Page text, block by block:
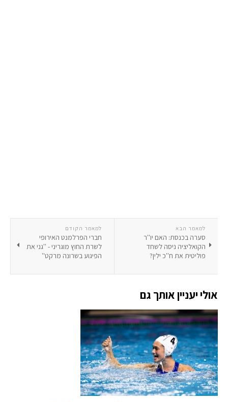
למאמר הקודם
חברי הפרלמנט האירופי
לשרת החוץ מוגריני - ''גני את
הפיגוע בשרונה מרקט''
למאמר הבא
סערה בכנסת: האם יו''ר
הקואליציה ניסה לשחד
פוליטית את ח''כ ילין?
אולי יעניין אותך גם